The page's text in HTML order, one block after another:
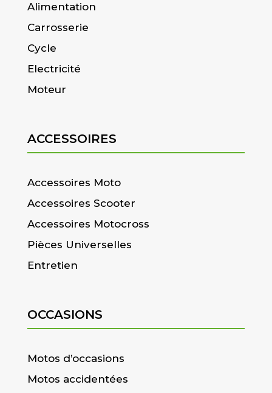
Alimentation
Carrosserie
Cycle
Electricité
Moteur
ACCESSOIRES
Accessoires Moto
Accessoires Scooter
Accessoires Motocross
Pièces Universelles
Entretien
OCCASIONS
Motos d’occasions
Motos accidentées